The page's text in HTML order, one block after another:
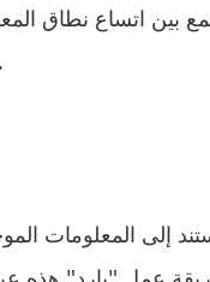
بين اتساع نطاق
إلى المعلومات